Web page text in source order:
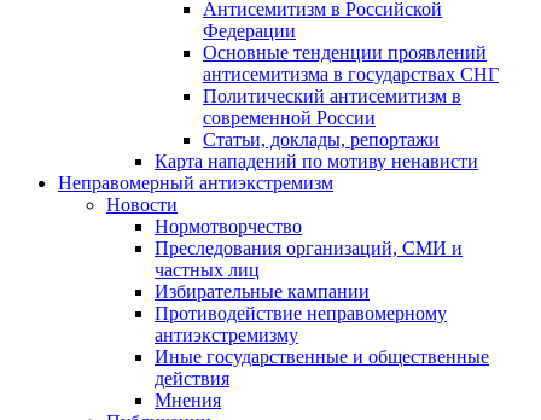
Антисемитизм в Российской
Федерации
Основные тенденции проявлений
антисемитизма в государствах СНГ
Политический антисемитизм в
современной России
Статьи, доклады, репортажи
Карта нападений по мотиву ненависти
Неправомерный антиэкстремизм
Новости
Нормотворчество
Преследования организаций, СМИ и
частных лиц
Избирательные кампании
Противодействие неправомерному
антиэкстремизму
Иные государственные и общественные
действия
Мнения